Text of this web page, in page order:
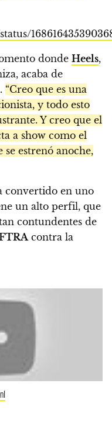
donde Heels,
acaba de
“Creo que es una
y todo esto
Y creo que el
a show como el
estrenó anoche,
convertido en uno
un alto perfil, que
contundentes de
contra la